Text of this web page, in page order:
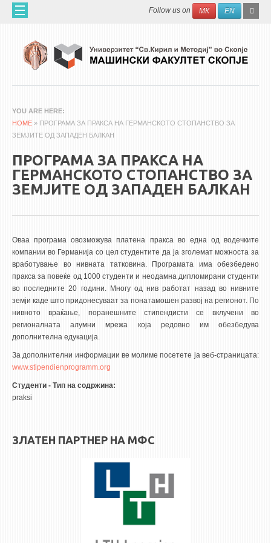
Skip to main content Search
Follow us on МК EN
ЗА НАС
60 ГОДИНИ МФ
ОРГАНИЗАЦИЈА
МАШИНСКО ИНЖЕНЕРСТВО - НАУЧНО СПИСАНИЕ
АПЛИКАТИВНА ДЕЈНОСТ
QIM-SEE
3DFindIT
WATERBRIDGING
CIRASIM
ENERGET
АКТИ
АКТИ
АНКЕТИ И САМОЕВАЛУАЦИИ
YOU ARE HERE
HOME » ПРОГРАМА ЗА ПРАКСА НА ГЕРМАНСКОТО СТОПАНСТВО ЗА
ЗЕМЈИТЕ ОД ЗАПАДЕН БАЛКАН
ПРОГРАМА ЗА ПРАКСА НА
ГЕРМАНСКОТО СТОПАНСТВО ЗА
ЗЕМЈИТЕ ОД ЗАПАДЕН БАЛКАН
Оваа програма овозможува платена пракса во една од водечките
компании во Германија со цел студентите да ја зголемат можноста за
вработување во нивната татковина. Програмата има обезбедено
пракса за повеќе од 1000 студенти и неодамна дипломирани студенти
во последните 20 години. Многу од нив работат назад во нивните
земји каде што придонесуваат за понатамошен развој на регионот. По
нивното враќање, поранешните стипендисти се вклучени во
регионалната алумни мрежа која редовно им обезбедува
дополнителна едукација.
За дополнителни информации ве молиме посетете ја веб-страницата:
www.stipendienprogramm.org
Студенти - Тип на содржина:
praksi
ЗЛАТЕН ПАРТНЕР НА МФС